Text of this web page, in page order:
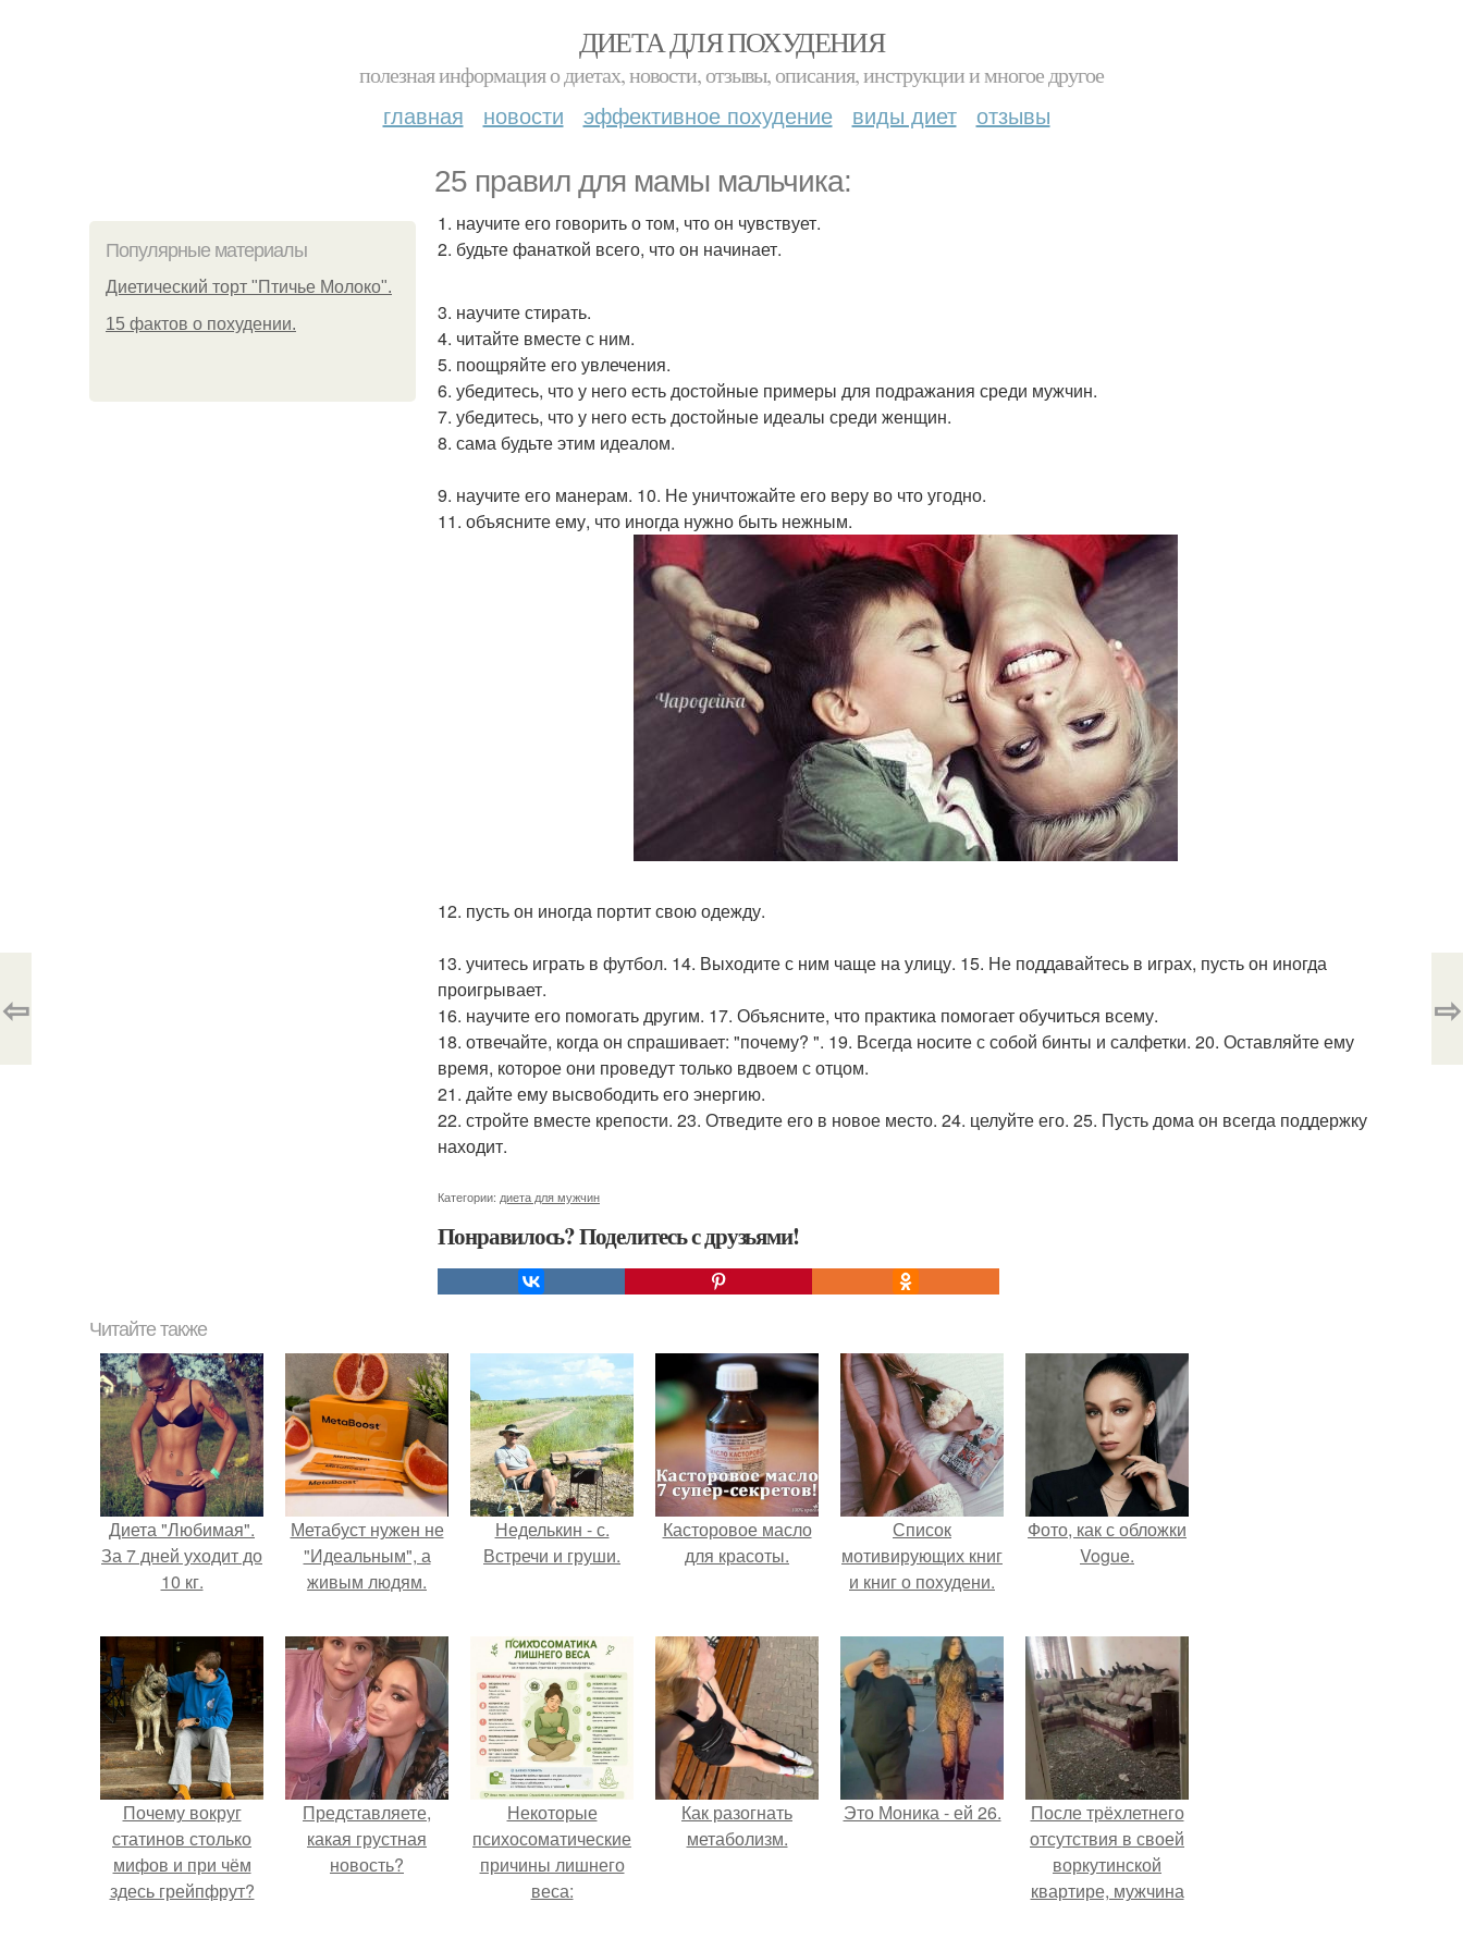
ДИЕТА ДЛЯ ПОХУДЕНИЯ
полезная информация о диетах, новости, отзывы, описания, инструкции и многое другое
главная новости эффективное похудение виды диет отзывы
25 правил для мамы мальчика:
Популярные материалы
Диетический торт "Птичье Молоко".
15 фактов о похудении.
1. научите его говорить о том, что он чувствует.
2. будьте фанаткой всего, что он начинает.
3. научите стирать.
4. читайте вместе с ним.
5. поощряйте его увлечения.
6. убедитесь, что у него есть достойные примеры для подражания среди мужчин.
7. убедитесь, что у него есть достойные идеалы среди женщин.
8. сама будьте этим идеалом.
9. научите его манерам. 10. Не уничтожайте его веру во что угодно.
11. объясните ему, что иногда нужно быть нежным.
12. пусть он иногда портит свою одежду.
13. учитесь играть в футбол. 14. Выходите с ним чаще на улицу. 15. Не поддавайтесь в играх, пусть он иногда
проигрывает.
16. научите его помогать другим. 17. Объясните, что практика помогает обучиться всему.
18. отвечайте, когда он спрашивает: "почему? ". 19. Всегда носите с собой бинты и салфетки. 20. Оставляйте ему
время, которое они проведут только вдвоем с отцом.
21. дайте ему высвободить его энергию.
22. стройте вместе крепости. 23. Отведите его в новое место. 24. целуйте его. 25. Пусть дома он всегда поддержку
находит.
Категории: диета для мужчин
Понравилось? Поделитесь с друзьями!
⇦ ⇨
Читайте также
Диета "Любимая".
За 7 дней уходит до
10 кг.
Метабуст нужен не
"Идеальным", а
живым людям.
Неделькин - с.
Встречи и груши.
Касторовое масло
для красоты.
Список
мотивирующих книг
и книг о похудени.
Фото, как с обложки
Vogue.
Почему вокруг
статинов столько
мифов и при чём
здесь грейпфрут?
Представляете,
какая грустная
новость?
Некоторые
психосоматические
причины лишнего
веса:
Как разогнать
метаболизм.
Это Моника - ей 26.
После трёхлетнего
отсутствия в своей
воркутинской
квартире, мужчина